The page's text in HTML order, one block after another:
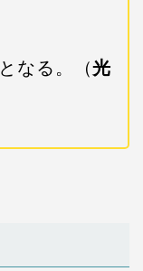
となる。（光